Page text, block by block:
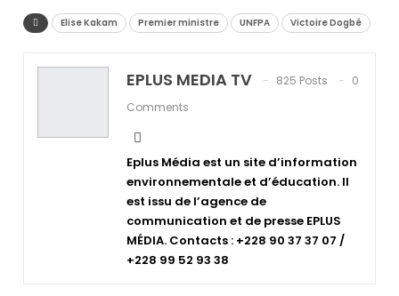
Elise Kakam Premier ministre UNFPA Victoire Dogbé
EPLUS MEDIA TV 825 Posts
0
Comments
Eplus Média est un site d’information
environnementale et d’éducation. Il
est issu de l’agence de
communication et de presse EPLUS
MÉDIA. Contacts : +228 90 37 37 07 /
+228 99 52 93 38